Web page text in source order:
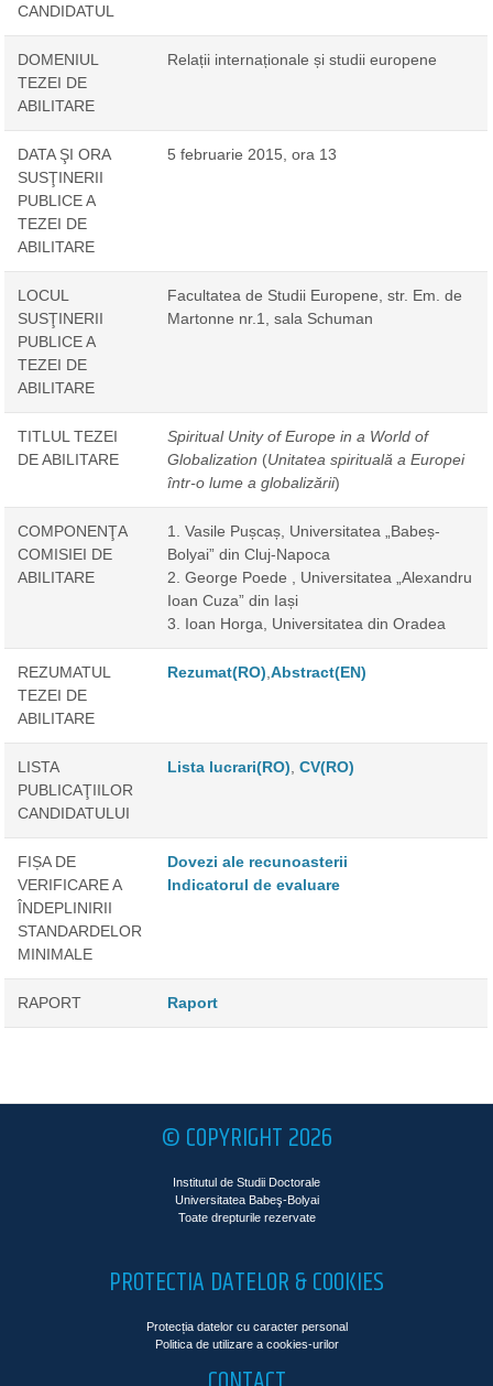
CANDIDATUL
DOMENIUL
TEZEI DE
ABILITARE
Relații internaționale și studii europene
DATA ŞI ORA
SUSŢINERII
PUBLICE A
TEZEI DE
ABILITARE
5 februarie 2015, ora 13
LOCUL
SUSŢINERII
PUBLICE A
TEZEI DE
ABILITARE
Facultatea de Studii Europene, str. Em. de
Martonne nr.1, sala Schuman
TITLUL TEZEI
DE ABILITARE
Spiritual Unity of Europe in a World of
Globalization (Unitatea spirituală a Europei
într-o lume a globalizării)
COMPONENŢA
COMISIEI DE
ABILITARE
1. Vasile Pușcaș, Universitatea „Babeș-
Bolyai” din Cluj-Napoca
2. George Poede , Universitatea „Alexandru
Ioan Cuza” din Iași
3. Ioan Horga, Universitatea din Oradea
REZUMATUL
TEZEI DE
ABILITARE
Rezumat(RO) Abstract(EN)
LISTA
PUBLICAŢIILOR
CANDIDATULUI
Lista lucrari(RO) CV(RO)
FIȘA DE
VERIFICARE A
ÎNDEPLINIRII
STANDARDELOR
MINIMALE
Dovezi ale recunoasterii
Indicatorul de evaluare
RAPORT Raport
© COPYRIGHT 2026
Institutul de Studii Doctorale
Universitatea Babeş-Bolyai
Toate drepturile rezervate
PROTECTIA DATELOR & COOKIES
Protecția datelor cu caracter personal
Politica de utilizare a cookies-urilor